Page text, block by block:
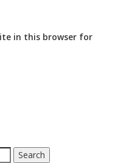
in this browser for